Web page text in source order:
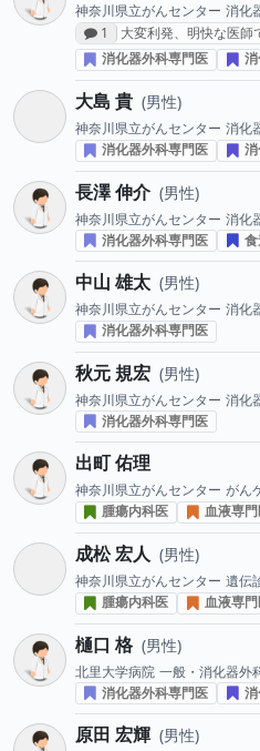
神奈川県立がんセンター 消化
感想投稿数
1
大変利発、明快な医
消化器外科専門医
大島 貴 男性
神奈川県立がんセンター 消化
消化器外科専門医
長澤 伸介 男性
神奈川県立がんセンター 消化
消化器外科専門医
中山 雄太 男性
神奈川県立がんセンター 消化
消化器外科専門医
秋元 規宏 男性
神奈川県立がんセンター 消化
消化器外科専門医
出町 佑理
神奈川県立がんセンター がん
腫瘍内科医
血液専
成松 宏人 男性
神奈川県立がんセンター 遺伝
腫瘍内科医
血液専
樋口 格 男性
北里大学病院 一般・消化器外
消化器外科専門医
原田 宏輝 男性